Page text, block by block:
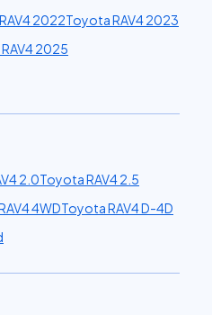
2022Toyota RAV4 2023
2025
2.0Toyota RAV4 2.5
4WDToyota RAV4 D-4D